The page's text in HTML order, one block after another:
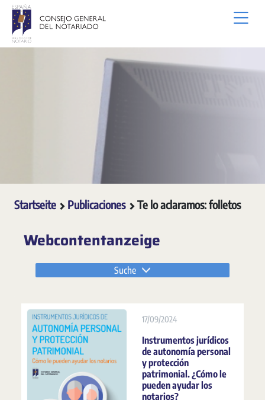
Zum Hauptinhalt springen
Startseite Publicaciones Te lo aclaramos: folletos
Webcontentanzeige
Suche
17/09/2024
Instrumentos jurídicos
de autonomía personal
y protección
patrimonial. ¿Cómo le
pueden ayudar los
notarios?